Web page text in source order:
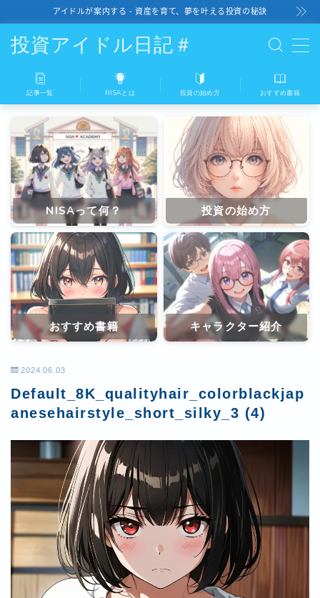
アイドルが案内する - 資産を育て、夢を叶える投資の秘訣
投資アイドル日記＃
記事一覧
NISAとは
投資の始め方
おすすめ書籍
記事一覧 NISAとは 投資の始め方 おすすめ書籍
NISAって何？ 投資の始め方
おすすめ書籍 キャラクター紹介
2024.06.03
Default_8K_qualityhair_colorblackjap
anesehairstyle_short_silky_3 (4)